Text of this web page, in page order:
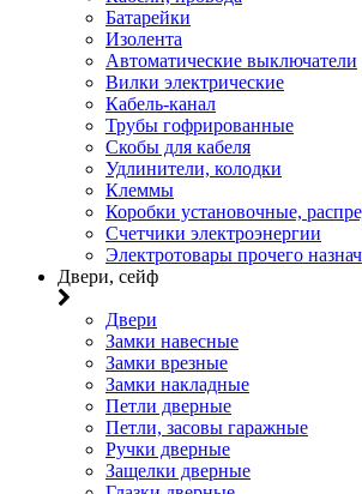
Батарейки
Изолента
Автоматические выключатели
Вилки электрические
Кабель-канал
Трубы гофрированные
Скобы для кабеля
Удлинители, колодки
Клеммы
Коробки установочные,
Счетчики электроэнергии
Электротовары прочего
Двери, сейф
Двери
Замки навесные
Замки врезные
Замки накладные
Петли дверные
Петли, засовы гаражные
Ручки дверные
Защелки дверные